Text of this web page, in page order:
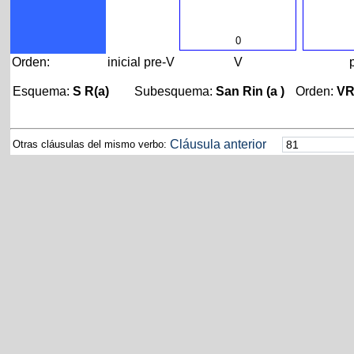
0
Orden: inicial pre-V V
Esquema: S R(a) Subesquema:San Rin (a ) Orden:
Otras cláusulas del mismo verbo: Cláusula anterior